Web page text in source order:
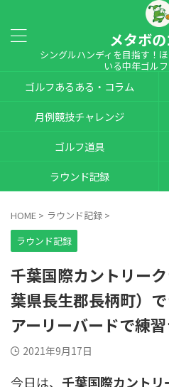
メタボ
シングルハンディを目指す！
いる中年ゴル
ゴルフあるある・コラム
月例競技チャレンジ
ゴルフ道具
ラウンド記録
HOME > ラウンド記録 >
ラウンド記録
千葉国際カントリー
葉県長生郡長柄町）
アーリーバードで練
2021年9月17日
今日は、 千葉国際カント